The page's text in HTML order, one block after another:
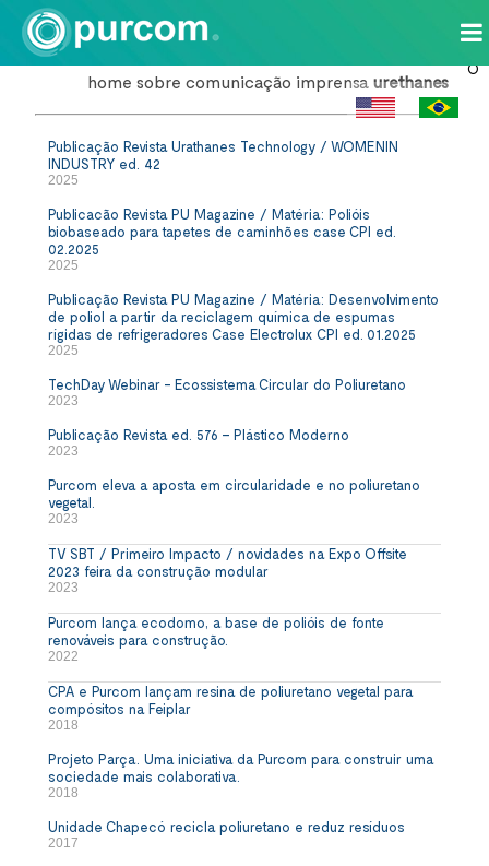
home sobre comunicação imprensa urethanes
Publicação Revista Urathanes Technology / WOMENIN
INDUSTRY ed. 42
2025
Publicacão Revista PU Magazine / Matéria: Polióis
biobaseado para tapetes de caminhões case CPI ed.
02.2025
2025
Publicação Revista PU Magazine / Matéria: Desenvolvimento
de poliol a partir da reciclagem química de espumas
rígidas de refrigeradores Case Electrolux CPI ed. 01.2025
2025
TechDay Webinar - Ecossistema Circular do Poliuretano
2023
Publicação Revista ed. 576 – Plástico Moderno
2023
Purcom eleva a aposta em circularidade e no poliuretano
vegetal.
2023
TV SBT / Primeiro Impacto / novidades na Expo Offsite
2023 feira da construção modular
2023
Purcom lança ecodomo, a base de polióis de fonte
renováveis para construção.
2022
CPA e Purcom lançam resina de poliuretano vegetal para
compósitos na Feiplar
2018
Projeto Parça. Uma iniciativa da Purcom para construir uma
sociedade mais colaborativa.
2018
Unidade Chapecó recicla poliuretano e reduz resíduos
2017
O